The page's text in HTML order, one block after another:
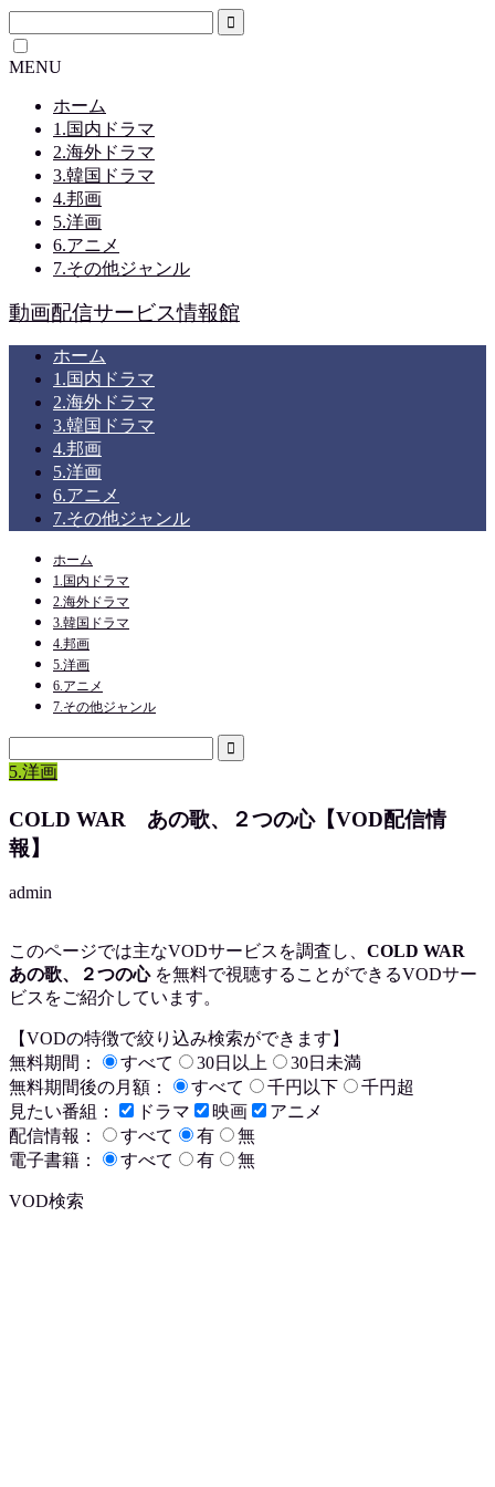
MENU
ホーム
1.国内ドラマ
2.海外ドラマ
3.韓国ドラマ
4.邦画
5.洋画
6.アニメ
7.その他ジャンル
動画配信サービス情報館
ホーム
1.国内ドラマ
2.海外ドラマ
3.韓国ドラマ
4.邦画
5.洋画
6.アニメ
7.その他ジャンル
ホーム
1.国内ドラマ
2.海外ドラマ
3.韓国ドラマ
4.邦画
5.洋画
6.アニメ
7.その他ジャンル
5.洋画
COLD WAR あの歌、２つの心【VOD配信情
報】
admin
このページでは主なVODサービスを調査し、 COLD WAR
あの歌、２つの心を無料で視聴することができるVODサー
ビスをご紹介しています。
【VODの特徴で絞り込み検索ができます】
無料期間：
すべて 30日以上
30日未満
無料期間後の月額：
すべて 千円以下
千円超
見たい番組：
ドラマ 映画
アニメ
配信情報：
すべて 有
無
電子書籍：
すべて 有 無
VOD検索